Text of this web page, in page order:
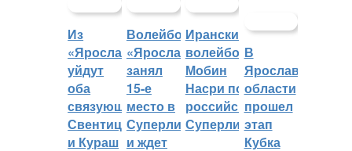
Из
«Ярославича»
уйдут
оба
связующих:
Свентицкис
и Кураш
Волейбольный
«Ярославич»
занял
15-е
место в
Суперлиге
и ждет
Иранский
волейболист
Мобин
Насри покинет
российскую
Суперлигу
В
Ярославской
области
прошел
этап
Кубка